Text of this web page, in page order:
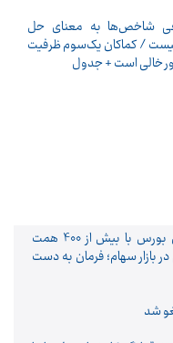
شاخص‌ها به معنای حل
/ کماکان یک‌سوم ظرفیت
خالی است + جدول
ردپای نهادهای بزرگ در میان سهامداران بورس با بیش از 400 همت
بازار سهام؛ فرمان به دست
شد